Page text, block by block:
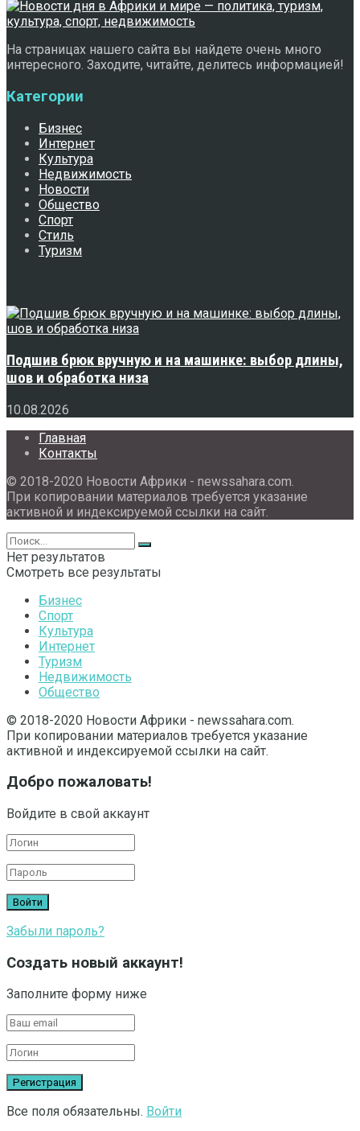
На страницах нашего сайта вы найдете очень много
интересного. Заходите, читайте, делитесь информацией!
Категории
Бизнес
Интернет
Культура
Недвижимость
Новости
Общество
Спорт
Стиль
Туризм
Подшив брюк вручную и на машинке: выбор длины,
шов и обработка низа
10.08.2026
Главная
Контакты
© 2018-2020 Новости Африки - newssahara.com.
При копировании материалов требуется указание
активной и индексируемой ссылки на сайт.
Нет результатов
Смотреть все результаты
Бизнес
Спорт
Культура
Интернет
Туризм
Недвижимость
Общество
© 2018-2020 Новости Африки - newssahara.com.
При копировании материалов требуется указание
активной и индексируемой ссылки на сайт.
Добро пожаловать!
Войдите в свой аккаунт
Забыли пароль?
Создать новый аккаунт!
Заполните форму ниже
Все поля обязательны. Войти